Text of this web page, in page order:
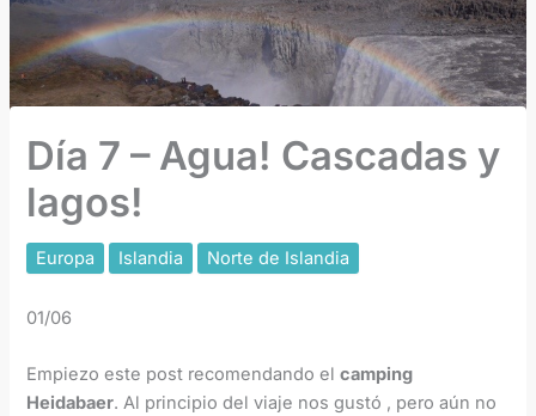
Día 7 – Agua! Cascadas y
lagos!
Europa Islandia Norte de Islandia
01/06
Empiezo este post recomendando elcamping
Heidabaer. Al principio del viaje nos gustó , pero aún no